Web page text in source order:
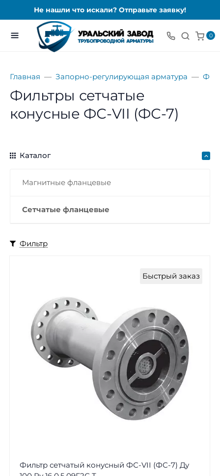
Не нашли что искали? Отправьте заявку!
0
Главная Запорно-регулирующая арматура
Фильтры сетчатые
конусные ФС-VII (ФС-7)
Каталог
Магнитные фланцевые
Сетчатые фланцевые
Фильтр
Быстрый заказ
Фильтр сетчатый конусный ФС-VII (ФС-7) Ду